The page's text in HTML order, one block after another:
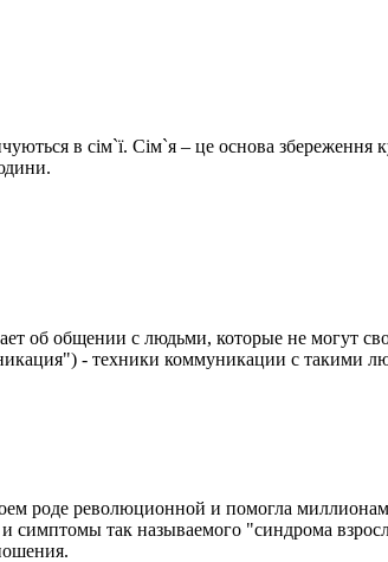
в сім`ї. Сім`я – це основа
об общении с людьми, которые не могут
- техники коммуникации с такими
роде революционной и помогла
так называемого "синдрома